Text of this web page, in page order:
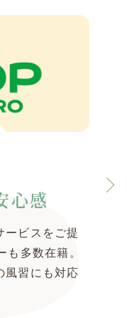
心感
ービスをご提
も多数在籍。
風習にも対応